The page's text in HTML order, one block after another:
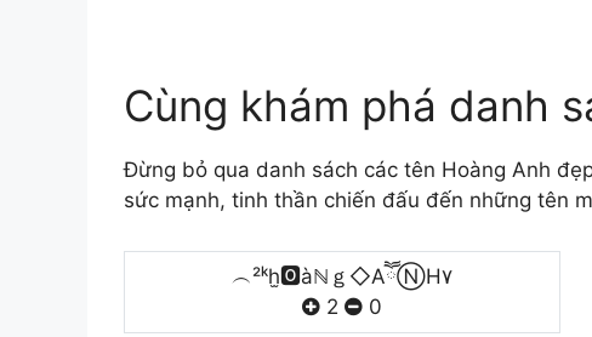
Cùng khám phá danh
Đừng bỏ qua danh sách các tên Hoàng Anh
sức mạnh, tinh thần chiến đấu đến những tên
︵²ᵏh̫🅾àℕｇ◇AཽⓃH۷
2
0